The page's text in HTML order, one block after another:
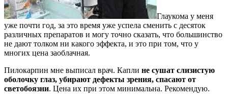
Глаукома у меня
уже почти год, за это время уже успела сменить с десяток
различных препаратов и могу точно сказать, что большинство
не дают толком ни какого эффекта, и это при том, что у
многих цена заоблачная.
Пилокарпин мне выписал врач. Капли не сушат слизистую
оболочку глаз, убирают дефекты зрения, спасают от
светобоязни. Цена их при этом минимальна. Рекомендую.